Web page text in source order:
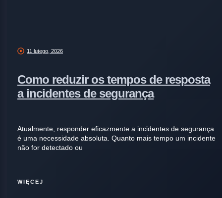
11 lutego, 2026
Como reduzir os tempos de resposta
a incidentes de segurança
Atualmente, responder eficazmente a incidentes de segurança
é uma necessidade absoluta. Quanto mais tempo um incidente
não for detectado ou
WIĘCEJ